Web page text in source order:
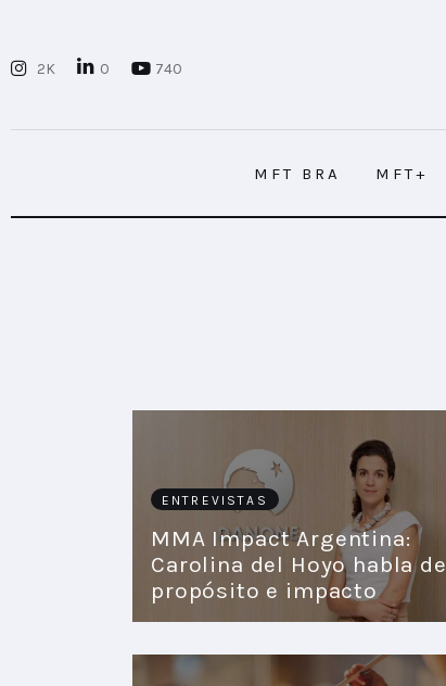
2K 0 740
MFT BRA MFT+
MFT+
INSIGHTS
NOVEDADES DE LOS MIEMBROS
ENTREVISTAS
MMA Impact Argentina:
Carolina del Hoyo habla de
propósito e impacto